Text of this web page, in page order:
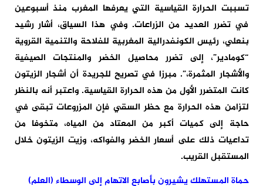
تسببت الحرارة القياسية التي يعرفها المغرب منذ أسبوعين
في تضرر العديد من الزراعات. وفي هذا السياق، أشار رشيد
بنعلي، رئيس الكونفدرالية المغربية للفلاحة والتنمية القروية
“كومادير”، إلى تضرر محاصيل الخضر والمنتجات الصيفية
والأشجار المثمرة،”. مبرزا في تصريح للجريدة أن أشجار الزيتون
كانت المتضرر الأول من هذه الحرارة القياسية. واعتبر أنه بالنظر
لتزامن هذه الحرارة مع حظر السقي فإن المزروعات تبقى في
حاجة إلى كميات أكبر من المعتاد من المياه، متخوفا من
تداعيات ذلك على أسعار الخضر والفواكه، وزيت الزيتون خلال
المستقبل القريب.
حماة المستهلك يشيرون بأصابع الاتهام إلى الوسطاء (العلم)